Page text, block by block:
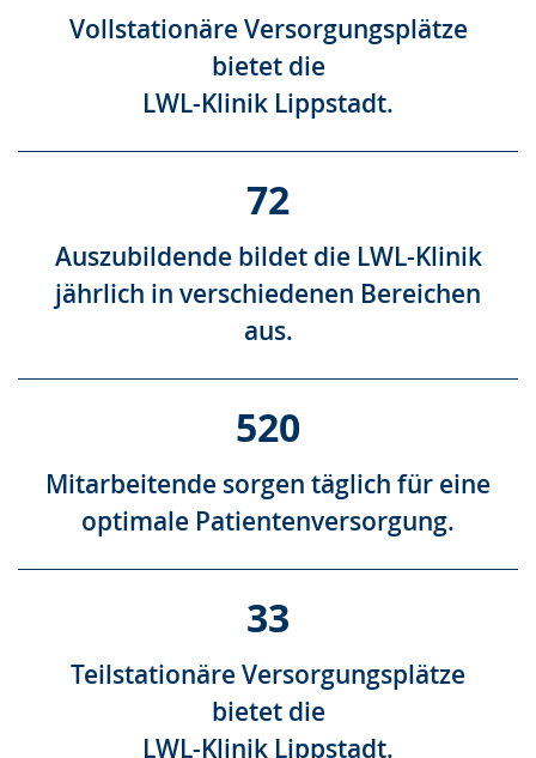
Vollstationäre Versorgungsplätze
bietet die
LWL-Klinik Lippstadt.
72
Auszubildende bildet die LWL-Klinik
jährlich in verschiedenen Bereichen
aus.
520
Mitarbeitende sorgen täglich für eine
optimale Patientenversorgung.
33
Teilstationäre Versorgungsplätze
bietet die
LWL-Klinik Lippstadt.